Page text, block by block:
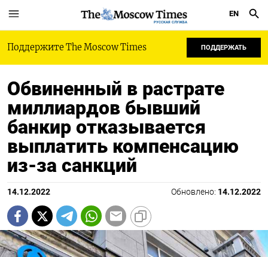
РУССКАЯ СЛУЖБА
EN
Поддержите The Moscow Times ПОДДЕРЖАТЬ
Обвиненный в растрате
миллиардов бывший
банкир отказывается
выплатить компенсацию
из-за санкций
14.12.2022 Обновлено: 14.12.2022